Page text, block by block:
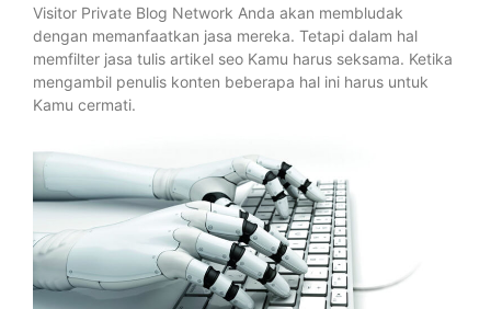
Visitor Private Blog Network Anda akan membludak
dengan memanfaatkan jasa mereka. Tetapi dalam hal
memfilter jasa tulis artikel seo Kamu harus seksama. Ketika
mengambil penulis konten beberapa hal ini harus untuk
Kamu cermati.